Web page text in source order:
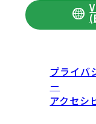
プライバ
ー
アクセシ